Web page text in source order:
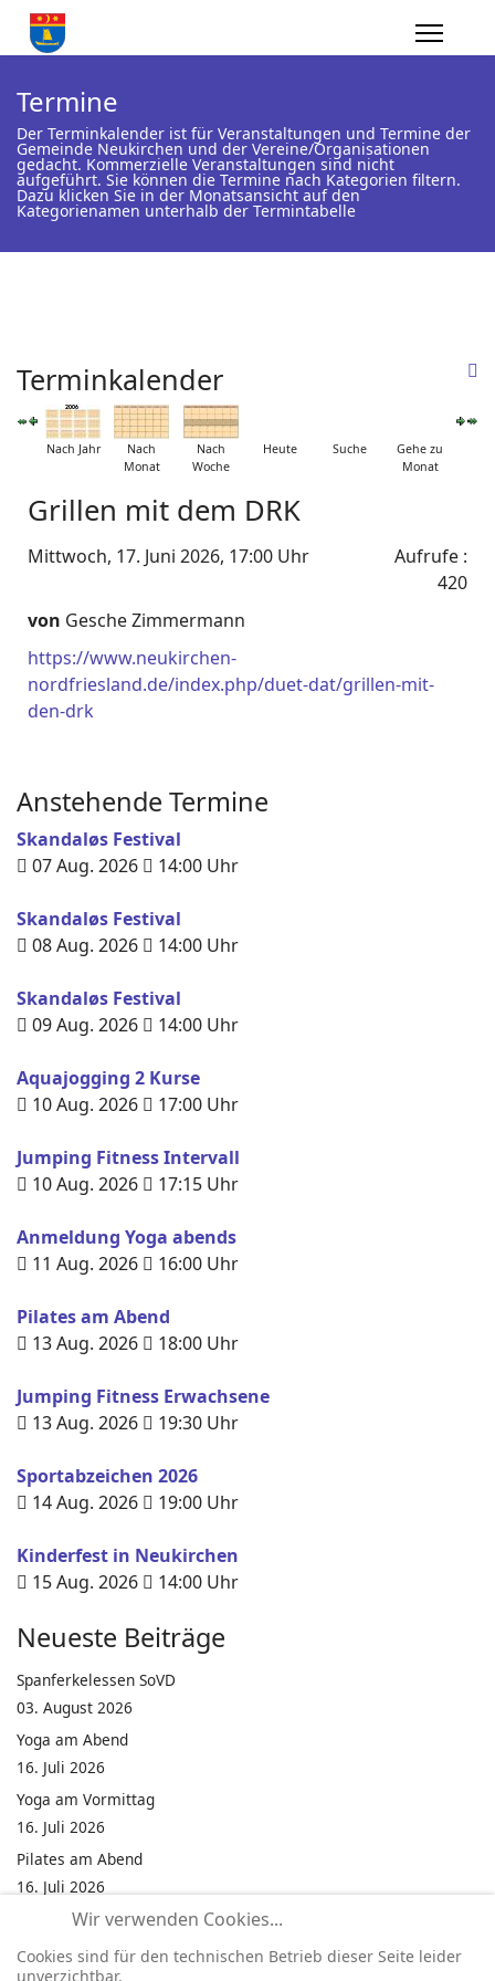
Termine
Der Terminkalender ist für Veranstaltungen und Termine der
Gemeinde Neukirchen und der Vereine/Organisationen
gedacht. Kommerzielle Veranstaltungen sind nicht
aufgeführt. Sie können die Termine nach Kategorien filtern.
Dazu klicken Sie in der Monatsansicht auf den
Kategorienamen unterhalb der Termintabelle
Terminkalender
Nach Jahr
Nach
Monat
Nach
Woche
Heute Suche
Gehe zu
Monat
Grillen mit dem DRK
Mittwoch, 17. Juni 2026, 17:00 Uhr Aufrufe :
420
von Gesche Zimmermann
https://www.neukirchen-
nordfriesland.de/index.php/duet-dat/grillen-mit-
den-drk
Anstehende Termine
Skandaløs Festival
07 Aug. 2026
14:00 Uhr
Skandaløs Festival
08 Aug. 2026
14:00 Uhr
Skandaløs Festival
09 Aug. 2026
14:00 Uhr
Aquajogging 2 Kurse
10 Aug. 2026
17:00 Uhr
Jumping Fitness Intervall
10 Aug. 2026
17:15 Uhr
Anmeldung Yoga abends
11 Aug. 2026
16:00 Uhr
Pilates am Abend
13 Aug. 2026
18:00 Uhr
Jumping Fitness Erwachsene
13 Aug. 2026
19:30 Uhr
Sportabzeichen 2026
14 Aug. 2026
19:00 Uhr
Kinderfest in Neukirchen
15 Aug. 2026
14:00 Uhr
Neueste Beiträge
Spanferkelessen SoVD
03. August 2026
Yoga am Abend
16. Juli 2026
Yoga am Vormittag
16. Juli 2026
Pilates am Abend
16. Juli 2026
Jumping Fitness Intervall
16. Juli 2026
Wir verwenden Cookies...
Cookies sind für den technischen Betrieb dieser Seite leider
unverzichtbar.